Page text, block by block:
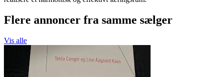
Flere annoncer fra samme sælger
Vis alle